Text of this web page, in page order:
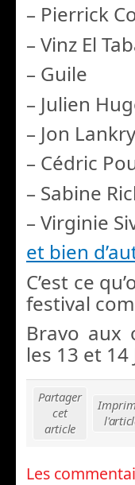
– Pierrick
– Vinz El
– Guile
– Julien
– Jon Lankry
– Cédric
– Sabine
– Virginie
et bien
C’est ce
festival
Bravo aux
les 13 et 14
Partager
cet
article
Les